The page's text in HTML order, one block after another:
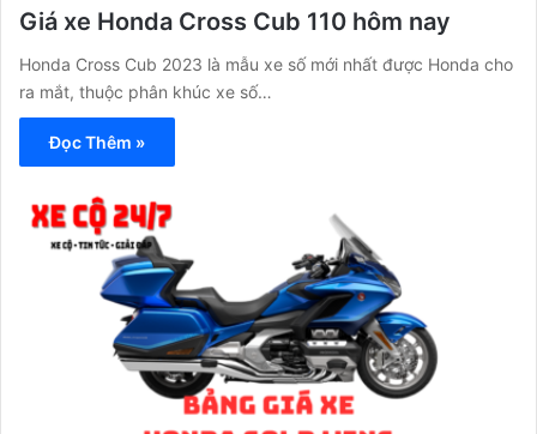
Giá xe Honda Cross Cub 110 hôm nay
Honda Cross Cub 2023 là mẫu xe số mới nhất được Honda cho
ra mắt, thuộc phân khúc xe số…
Đọc Thêm »